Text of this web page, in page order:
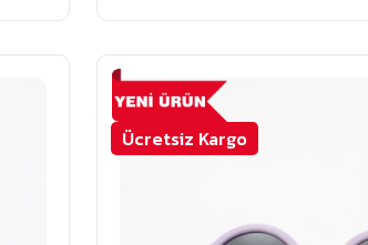
Ücretsiz Kargo